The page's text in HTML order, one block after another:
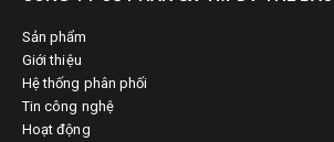
Sản phẩm
Giới thiệu
Hệ thống phân phối
Tin công nghệ
Hoạt động